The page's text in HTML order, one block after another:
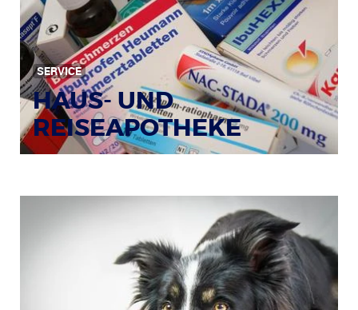
SERVICE
HAUS- UND
REISEAPOTHEKE